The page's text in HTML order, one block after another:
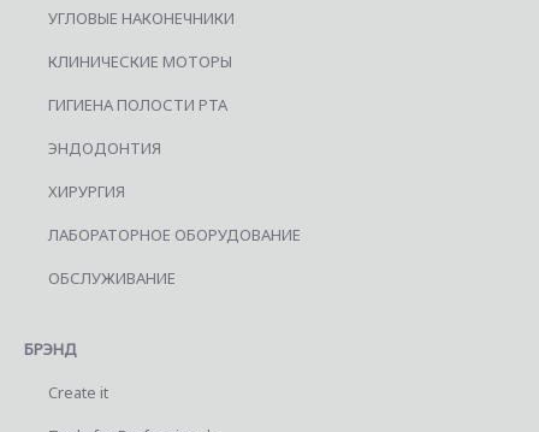
УГЛОВЫЕ НАКОНЕЧНИКИ
КЛИНИЧЕСКИЕ МОТОРЫ
ГИГИЕНА ПОЛОСТИ РТА
ЭНДОДОНТИЯ
ХИРУРГИЯ
ЛАБОРАТОРНОЕ ОБОРУДОВАНИЕ
ОБСЛУЖИВАНИЕ
БРЭНД
Create it